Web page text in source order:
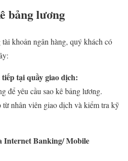
bảng lương
khoản ngân hàng, quý khách có
tại quầy giao dịch:
để yêu cầu sao kê bảng lương.
từ nhân viên giao dịch và kiểm tra kỹ
Internet Banking/ Mobile